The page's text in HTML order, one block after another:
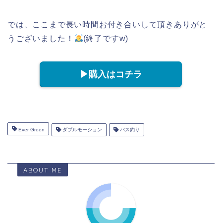
では、ここまで長い時間お付き合いして頂きありがと
うございました！
(終了ですw)
▶︎購入はコチラ
Ever Green ダブルモーション バス釣り
ABOUT ME